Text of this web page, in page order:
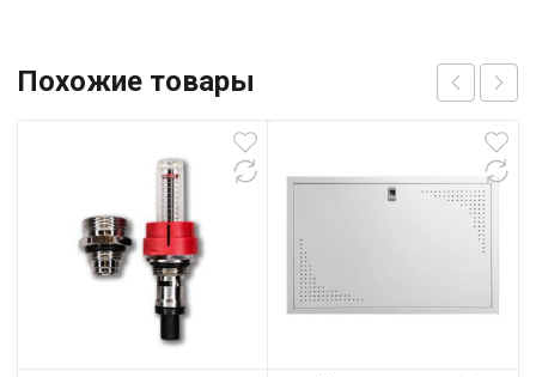
Похожие товары